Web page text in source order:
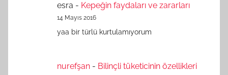
esra - Kepeğin faydaları ve zararları
14 Mayıs 2016
yaa bir türlü kurtulamıyorum
nurefşan - Bilinçli tüketicinin özellikleri